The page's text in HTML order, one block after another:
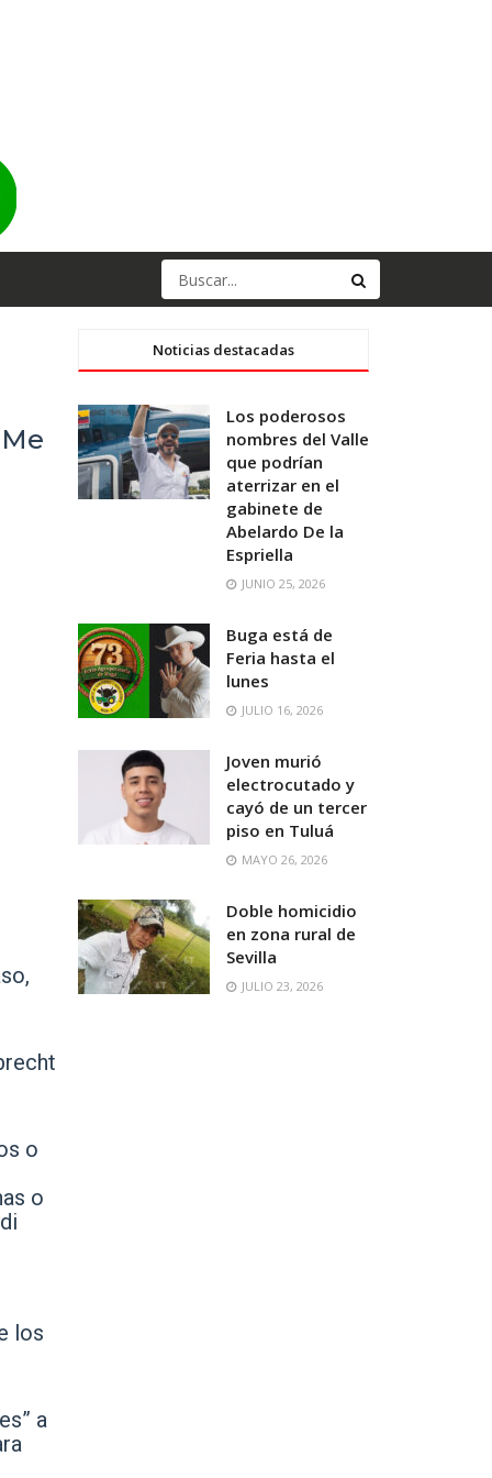
o
o
los
a
Noticias destacadas
Los poderosos
nombres del Valle
que podrían
aterrizar en el
gabinete de
Abelardo De la
Espriella
JUNIO 25, 2026
Buga está de
Feria hasta el
lunes
JULIO 16, 2026
Joven murió
electrocutado y
cayó de un tercer
piso en Tuluá
MAYO 26, 2026
Doble homicidio
en zona rural de
Sevilla
JULIO 23, 2026